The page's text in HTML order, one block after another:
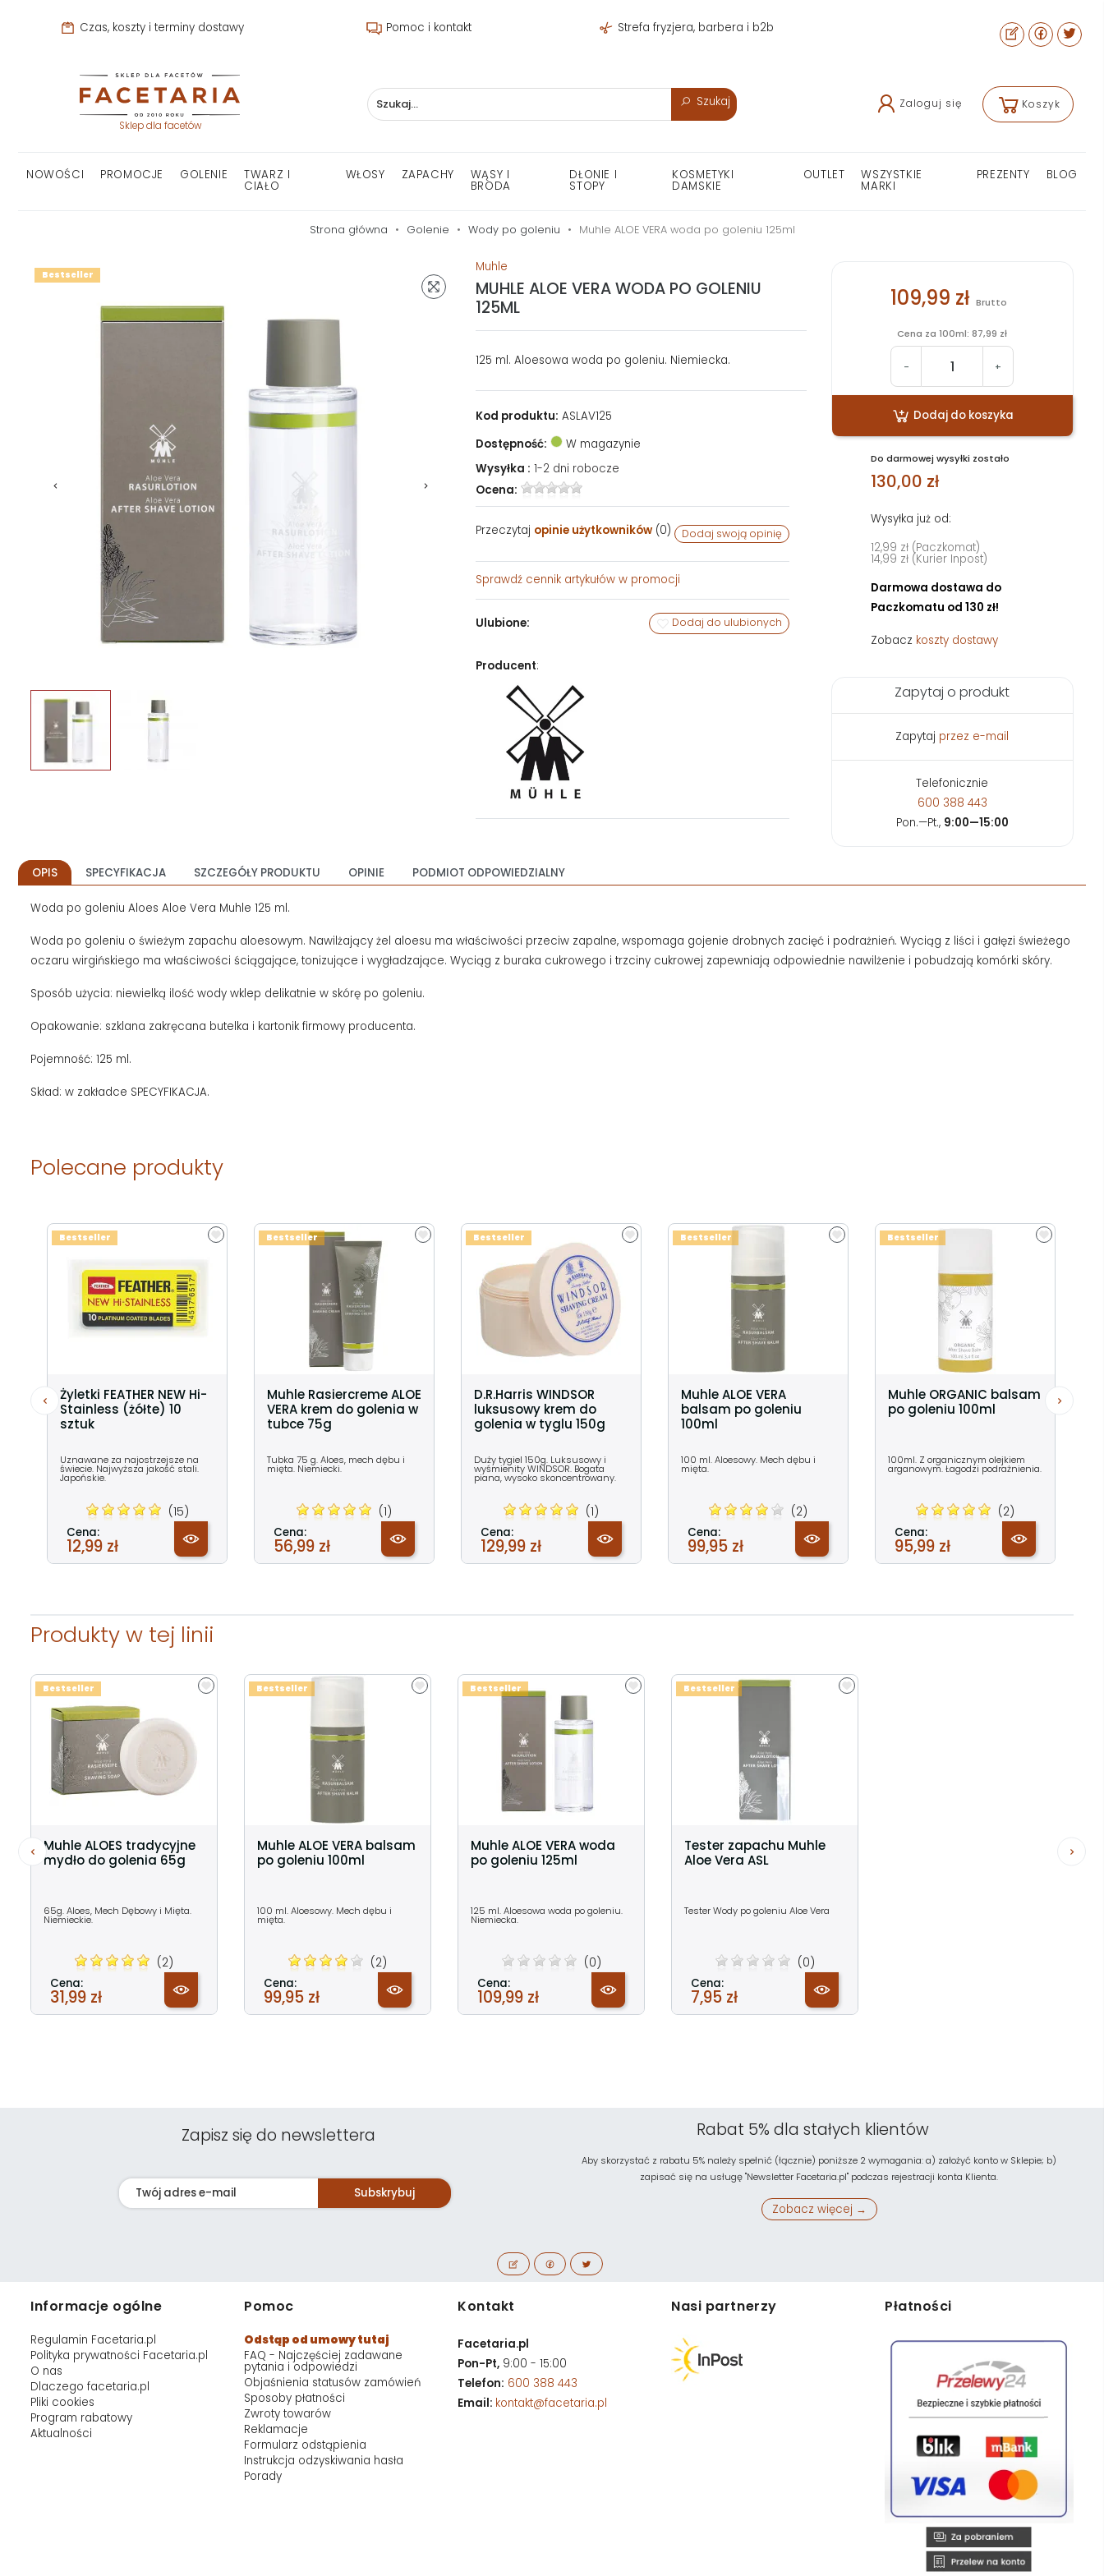
Czas, koszty i terminy dostawy Pomoc i kontakt Strefa fryzjera, barbera i b2b
Sklep dla facetów
Szukaj Zaloguj się Koszyk
NOWOŚCI PROMOCJE GOLENIE TWARZ I
CIAŁO
WŁOSY ZAPACHY WĄSY I
BRODA
DŁONIE I
STOPY
KOSMETYKI
DAMSKIE
OUTLET WSZYSTKIE
MARKI
PREZENTY BLOG
Strona główna Golenie Wody po goleniu Muhle ALOE VERA woda po goleniu 125ml
Bestseller
Muhle
MUHLE ALOE VERA WODA PO GOLENIU
125ML
125 ml. Aloesowa woda po goleniu. Niemiecka.
Kod produktu: ASLAV125
Dostępność:
W magazynie
Wysyłka : 1-2 dni robocze
Ocena:
Przeczytaj opinie użytkowników(0) Dodaj swoją opinię
Sprawdź cennik artykułów w promocji
Ulubione: Dodaj do ulubionych
Producent:
109,99 zł Brutto
Cena za 100ml: 87,99 zł
- +
Dodaj do koszyka
Do darmowej wysyłki zostało
130,00 zł
Wysyłka już od:
12,99 zł (Paczkomat)
14,99 zł (Kurier Inpost)
Darmowa dostawa do
Paczkomatu od 130 zł!
Zobacz koszty dostawy
Zapytaj o produkt
Zapytaj przez e-mail
Telefonicznie
600 388 443
Pon.—Pt., 9:00—15:00
OPIS SPECYFIKACJA SZCZEGÓŁY PRODUKTU OPINIE PODMIOT ODPOWIEDZIALNY
Woda po goleniu Aloes Aloe Vera Muhle 125 ml.
Woda po goleniu o świeżym zapachu aloesowym. Nawilżający żel aloesu ma właściwości przeciw zapalne, wspomaga gojenie drobnych zacięć i podrażnień. Wyciąg z liści i gałęzi świeżego
oczaru wirgińskiego ma właściwości ściągające, tonizujące i wygładzające. Wyciąg z buraka cukrowego i trzciny cukrowej zapewniają odpowiednie nawilżenie i pobudzają komórki skóry.
Sposób użycia: niewielką ilość wody wklep delikatnie w skórę po goleniu.
Opakowanie: szklana zakręcana butelka i kartonik firmowy producenta.
Pojemność: 125 ml.
Skład: w zakładce SPECYFIKACJA.
Polecane produkty
Żyletki FEATHER NEW Hi-
Stainless (żółte) 10
sztuk
Uznawane za najostrzejsze na
świecie. Najwyższa jakość stali.
Japońskie.
(15)
Cena:
12,99 zł
Bestseller
Muhle Rasiercreme ALOE
VERA krem do golenia w
tubce 75g
Tubka 75 g. Aloes, mech dębu i
mięta. Niemiecki.
(1)
Cena:
56,99 zł
Bestseller
D.R.Harris WINDSOR
luksusowy krem do
golenia w tyglu 150g
Duży tygiel 150g. Luksusowy i
wyśmienity WINDSOR. Bogata
piana, wysoko skoncentrowany.
(1)
Cena:
129,99 zł
Bestseller
Muhle ALOE VERA
balsam po goleniu
100ml
100 ml. Aloesowy. Mech dębu i
mięta.
(2)
Cena:
99,95 zł
Bestseller
Muhle ORGANIC balsam
po goleniu 100ml
100ml. Z organicznym olejkiem
arganowym. Łagodzi podrażnienia.
(2)
Cena:
95,99 zł
Bestseller
Produkty w tej linii
Muhle ALOES tradycyjne
mydło do golenia 65g
65g. Aloes, Mech Dębowy i Mięta.
Niemieckie.
(2)
Cena:
31,99 zł
Bestseller
Muhle ALOE VERA balsam
po goleniu 100ml
100 ml. Aloesowy. Mech dębu i
mięta.
(2)
Cena:
99,95 zł
Bestseller
Muhle ALOE VERA woda
po goleniu 125ml
125 ml. Aloesowa woda po goleniu.
Niemiecka.
(0)
Cena:
109,99 zł
Bestseller
Tester zapachu Muhle
Aloe Vera ASL
Tester Wody po goleniu Aloe Vera
(0)
Cena:
7,95 zł
Bestseller
Zapisz się do newslettera
Subskrybuj
Rabat 5% dla stałych klientów
Aby skorzystać z rabatu 5% należy spełnić (łącznie) poniższe 2 wymagania: a) założyć konto w Sklepie; b)
zapisać się na usługę "Newsletter Facetaria.pl" podczas rejestracji konta Klienta.
Zobacz więcej →
Informacje ogólne
Regulamin Facetaria.pl
Polityka prywatności Facetaria.pl
O nas
Dlaczego facetaria.pl
Pliki cookies
Program rabatowy
Aktualności
Pomoc
Odstąp od umowy tutaj
FAQ - Najczęściej zadawane
pytania i odpowiedzi
Objaśnienia statusów zamówień
Sposoby płatności
Zwroty towarów
Reklamacje
Formularz odstąpienia
Instrukcja odzyskiwania hasła
Porady
Kontakt
Facetaria.pl
Pon-Pt, 9:00 - 15:00
Telefon: 600 388 443
Email: kontakt@facetaria.pl
Nasi partnerzy Płatności